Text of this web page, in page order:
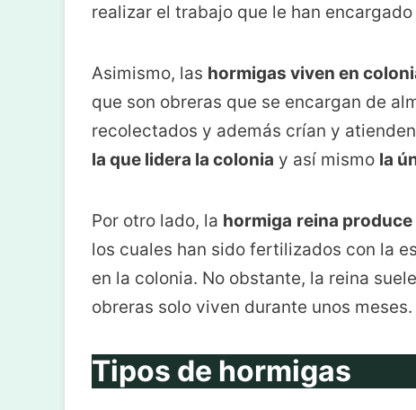
realizar el trabajo que le han
Asimismo, las hormigas viven en
que son obreras que se encargan de
recolectados y además crían y
la que lidera la colonia y así mismo la
Por otro lado, la hormiga reina
los cuales han sido fertilizados con la
en la colonia. No obstante, la reina
obreras solo viven durante unos meses.
Tipos de hormigas